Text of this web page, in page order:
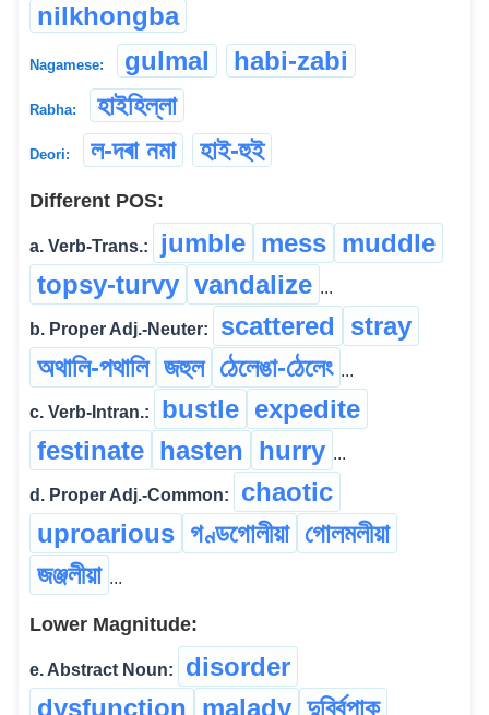
nilkhongba
Nagamese: gulmal habi-zabi
Rabha: হাইহিল্লা
Deori: ল-দৰা নমা হাই-হুই
Different POS:
a. Verb-Trans.: jumble mess muddle
topsy-turvy vandalize ...
b. Proper Adj.-Neuter: scattered
stray
অথালি-পথালি জহুল ঠেলেঙা-ঠেলেং ...
c. Verb-Intran.: bustle expedite
festinate hasten hurry ...
d. Proper Adj.-Common:
chaotic
uproarious গণ্ডগোলীয়া গোলমলীয়া
জঞ্জলীয়া ...
Lower Magnitude:
e. Abstract Noun:
disorder
dysfunction malady দুৰ্ব্বিপাক